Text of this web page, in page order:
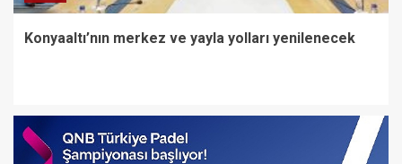
Konyaaltı’nın merkez ve yayla yolları yenilenecek